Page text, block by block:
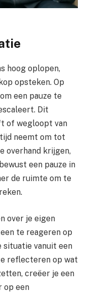
hoog oplopen,
opsteken. Op
een pauze te
Dit
of wegloopt van
neemt om tot
overhand krijgen,
een pauze in
de ruimte om te
over je eigen
te reageren op
situatie vanuit een
reflecteren op wat
creëer je een
op een